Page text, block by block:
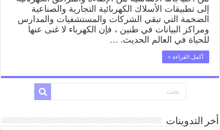
إلى تطبيقات الأسلاك الكهربائية التجارية والصناعية
الضخمة التي تبقي الشركات والمستشفيات والمدارس
ومراكز البيانات في طنين ، فإن الكهرباء لا غنى عنها
للحياة في العالم الحديث. …
أكمل القراءة »
أخر التدوينات